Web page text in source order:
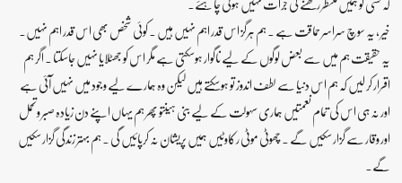
خیر ، یہ سوچ سراسر حماقت ہے ۔ ہم ہرگز اس قدر اہم نہیں ہیں ۔ کوئی شخص بھی اس قدر اہم نہیں۔
یہ حقیقت ہم میں سے بعض لوگوں کے لیے ناگوار ہوسکتی ہے مگر اس کو جھٹلایا نہیں جاسکتا ۔ اگر ہم
اقرار کر لیں کہ ہم اس دنیا سے لطف اندوز تو ہوسکتے ہیں لیکن وہ ہمار ے لیے وجود میں نہیں آئی ہے
اور نہ ہی اس کی تمام نعمتیں ہماری سہولت کے لیے بنی ہیںتو پھر ہم یہاں اپنے دن زیادہ صبر وتحمل
اور وقار سے گزار سکیں گے ۔ چھوٹی موٹی رکاوٹیں ہمیں پریشان نہ کرپائیں گی ۔ ہم بہتر زندگی گزار سکیں
گے۔